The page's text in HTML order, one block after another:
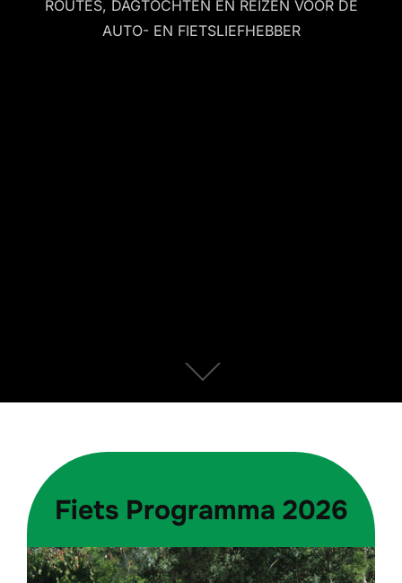
ROUTES, DAGTOCHTEN EN REIZEN VOOR DE
AUTO- EN FIETSLIEFHEBBER
Scroll
omlaag
inhoud
Fiets Programma 2026